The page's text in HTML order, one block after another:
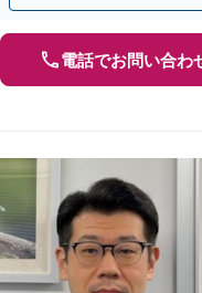
電話でお問い合わ